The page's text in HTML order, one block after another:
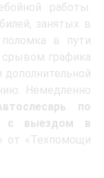
работы.
занятых в
в пути
срывом графика
Немедленно
по
с выездом в
от «Техпомощи